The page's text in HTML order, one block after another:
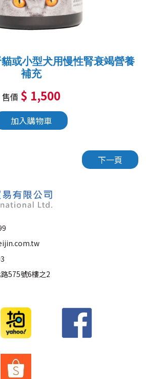
或小型犬用慢性腎衰竭營養
補充
售價 $ 1,500
加入購物車
下一頁
575號6樓之2